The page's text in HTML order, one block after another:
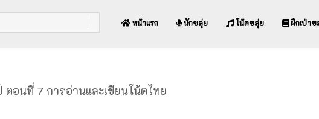
อนที่ 7 การอ่านและเขียนโน้ตไทย
หน้าแรก นักขลุ่ย โน้ตขลุ่ย ฝึกเป่าข